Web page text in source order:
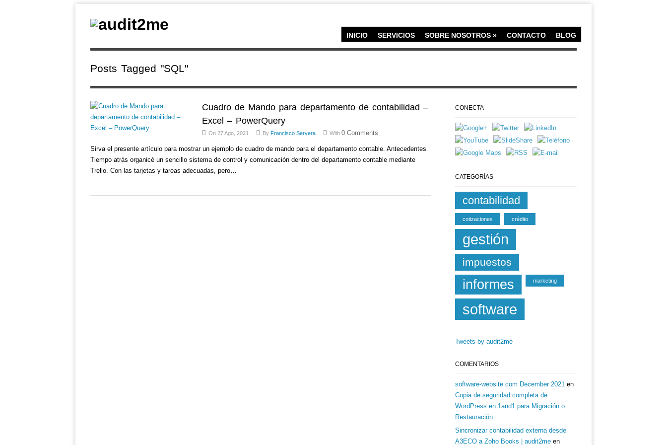
INICIO SERVICIOS SOBRE NOSOTROS » CONTACTO BLOG
Posts Tagged "SQL"
Cuadro de Mando para departamento de contabilidad –
Excel – PowerQuery
On 27 Ago, 2021 By Francisco Servera With 0 Comments
Sirva el presente artículo para mostrar un ejemplo de cuadro de mando para el departamento contable. Antecedentes
Tiempo atrás organicé un sencillo sistema de control y comunicación dentro del departamento contable mediante
Trello. Con las tarjetas y tareas adecuadas, pero…
CONECTA
CATEGORÍAS
contabilidad
cotizaciones crédito
gestión
impuestos
informes marketing
software
Tweets by audit2me
COMENTARIOS
software-website.com December 2021 en
Copia de seguridad completa de
WordPress en 1and1 para Migración o
Restauración
Sincronizar contabilidad externa desde
A3ECO a Zoho Books | audit2me en